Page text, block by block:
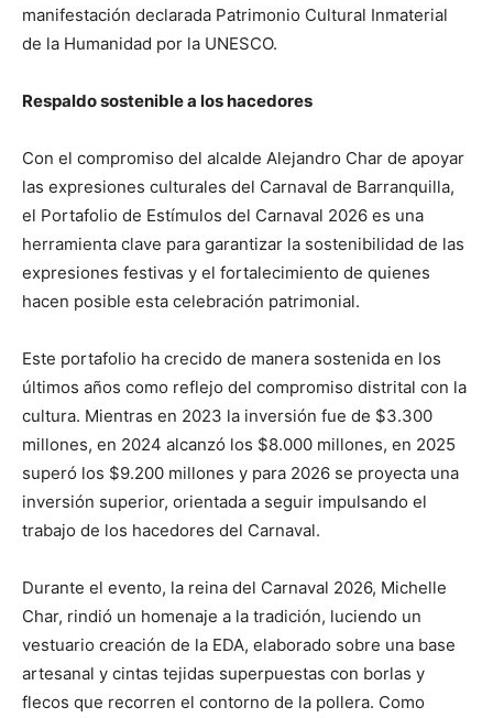
manifestación declarada Patrimonio Cultural Inmaterial
de la Humanidad por la UNESCO.
Respaldo sostenible a los hacedores
Con el compromiso del alcalde Alejandro Char de apoyar
las expresiones culturales del Carnaval de Barranquilla,
el Portafolio de Estímulos del Carnaval 2026 es una
herramienta clave para garantizar la sostenibilidad de las
expresiones festivas y el fortalecimiento de quienes
hacen posible esta celebración patrimonial.
Este portafolio ha crecido de manera sostenida en los
últimos años como reflejo del compromiso distrital con la
cultura. Mientras en 2023 la inversión fue de $3.300
millones, en 2024 alcanzó los $8.000 millones, en 2025
superó los $9.200 millones y para 2026 se proyecta una
inversión superior, orientada a seguir impulsando el
trabajo de los hacedores del Carnaval.
Durante el evento, la reina del Carnaval 2026, Michelle
Char, rindió un homenaje a la tradición, luciendo un
vestuario creación de la EDA, elaborado sobre una base
artesanal y cintas tejidas superpuestas con borlas y
flecos que recorren el contorno de la pollera. Como